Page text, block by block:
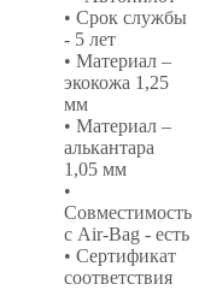
• Срок службы
- 5 лет
• Материал –
экокожа 1,25
мм
• Материал –
алькантара
1,05 мм
•
Совместимость
с Air-Bag - есть
• Сертификат
соответствия